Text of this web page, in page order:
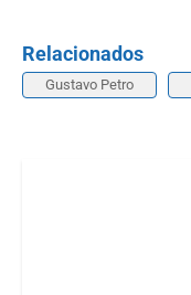
Relacionados
Gustavo Petro